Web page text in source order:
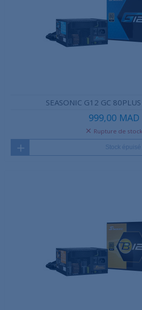
SEASONIC G12 GC
999,00 MAD
Rupture de stock
Stock épuisé